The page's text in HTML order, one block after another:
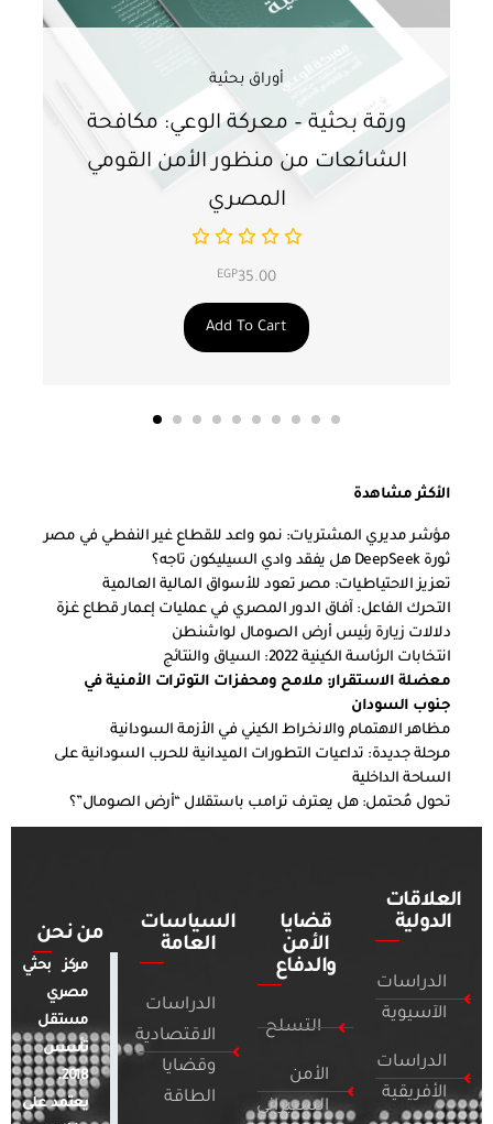
أوراق بحثية
ورقة بحثية – معركة الوعي: مكافحة
الشائعات من منظور الأمن القومي
المصري
EGP35.00
Add To Cart
الأكثر مشاهدة
مؤشر مديري المشتريات: نمو واعد للقطاع غير النفطي في مصر
ثورة DeepSeek هل يفقد وادي السيليكون تاجه؟
تعزيز الاحتياطيات: مصر تعود للأسواق المالية العالمية
التحرك الفاعل: آفاق الدور المصري في عمليات إعمار قطاع غزة
دلالات زيارة رئيس أرض الصومال لواشنطن
انتخابات الرئاسة الكينية 2022: السياق والنتائج
معضلة الاستقرار: ملامح ومحفزات التوترات الأمنية في
جنوب السودان
مظاهر الاهتمام والانخراط الكيني في الأزمة السودانية
مرحلة جديدة: تداعيات التطورات الميدانية للحرب السودانية على
الساحة الداخلية
تحول مُحتمل: هل يعترف ترامب باستقلال “أرض الصومال”؟
العلاقات
الدولية
الدراسات
الآسيوية
الدراسات
الأفريقية
قضايا
الأمن
والدفاع
التسلح
الأمن
السيبراني
السياسات
العامة
الدراسات
الاقتصادية
وقضايا
الطاقة
من نحن
مركز بحثي
مصري
مستقل
تأسس
2018.
يعتمد على